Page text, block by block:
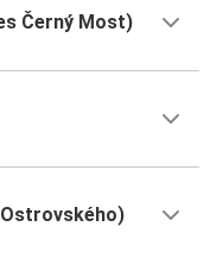
Černý Most)